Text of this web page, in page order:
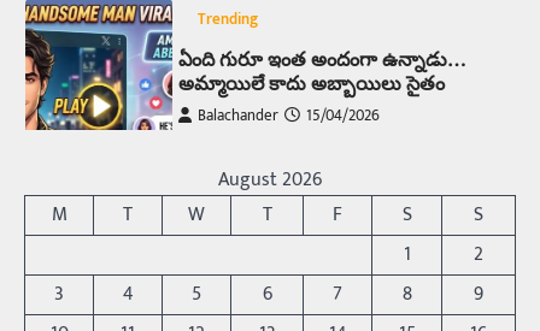
4
Trending
ఏంది గురూ ఇంత అందంగా ఉన్నాడు…
అమ్మాయిలే కాదు అబ్బాయిలు సైతం
Balachander 15/04/2026
బోమ్మ అని పిలుస్తాం. స్పెయిన్‌ అమ్మాయిలు చాలా
అందంగా ఉంటారనే నానుడి…
రోడ్డుపై ఏరులై పారిన బీర్లు… ఘాటుతో
మండుతున్న నోర్లు
August 2026
M
T W T F S
S
1
2
3
4 5 6 7 8
9